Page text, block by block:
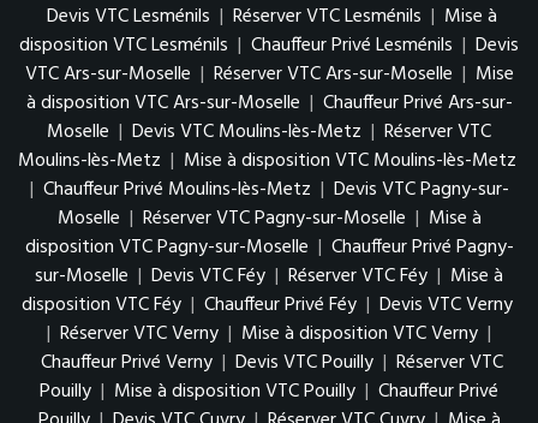
Devis VTC Lesménils | Réserver VTC Lesménils | Mise à
disposition VTC Lesménils | Chauffeur Privé Lesménils | Devis
VTC Ars-sur-Moselle | Réserver VTC Ars-sur-Moselle | Mise
à disposition VTC Ars-sur-Moselle | Chauffeur Privé Ars-sur-
Moselle | Devis VTC Moulins-lès-Metz | Réserver VTC
Moulins-lès-Metz | Mise à disposition VTC Moulins-lès-Metz
| Chauffeur Privé Moulins-lès-Metz | Devis VTC Pagny-sur-
Moselle | Réserver VTC Pagny-sur-Moselle | Mise à
disposition VTC Pagny-sur-Moselle | Chauffeur Privé Pagny-
sur-Moselle | Devis VTC Féy | Réserver VTC Féy | Mise à
disposition VTC Féy | Chauffeur Privé Féy | Devis VTC Verny
| Réserver VTC Verny | Mise à disposition VTC Verny |
Chauffeur Privé Verny | Devis VTC Pouilly | Réserver VTC
Pouilly | Mise à disposition VTC Pouilly | Chauffeur Privé